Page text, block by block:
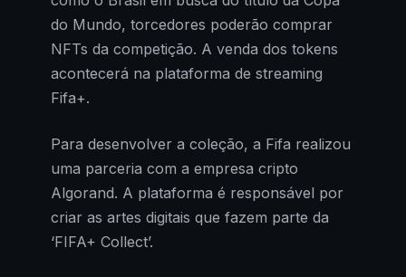
do Mundo, torcedores poderão comprar
NFTs da competição. A venda dos tokens
acontecerá na plataforma de streaming
Fifa+.
Para desenvolver a coleção, a Fifa realizou
uma parceria com a empresa cripto
Algorand. A plataforma é responsável por
criar as artes digitais que fazem parte da
‘FIFA+ Collect’.